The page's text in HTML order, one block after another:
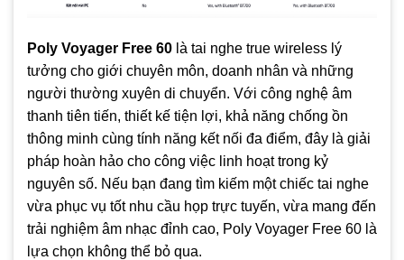
Poly Voyager Free 60 là tai nghe true wireless lý
tưởng cho giới chuyên môn, doanh nhân và những
người thường xuyên di chuyển. Với công nghệ âm
thanh tiên tiến, thiết kế tiện lợi, khả năng chống ồn
thông minh cùng tính năng kết nối đa điểm, đây là giải
pháp hoàn hảo cho công việc linh hoạt trong kỷ
nguyên số. Nếu bạn đang tìm kiếm một chiếc tai nghe
vừa phục vụ tốt nhu cầu họp trực tuyến, vừa mang đến
trải nghiệm âm nhạc đỉnh cao, Poly Voyager Free 60 là
lựa chọn không thể bỏ qua.